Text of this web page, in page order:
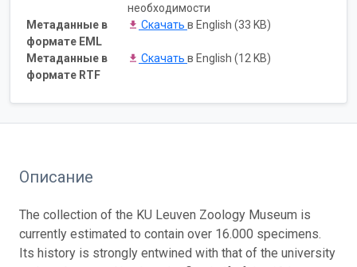
необходимости
Метаданные в
формате EML
Скачать в English (33 KB)
Метаданные в
формате RTF
Скачать в English (12 KB)
Описание
The collection of the KU Leuven Zoology Museum is
currently estimated to contain over 16.000 specimens.
Its history is strongly entwined with that of the university